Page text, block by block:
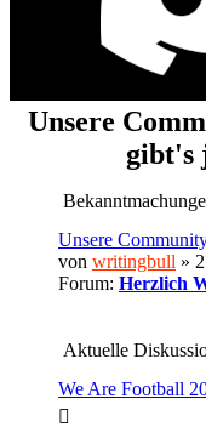
Unsere
gibt's
Unsere
von writingbull »
Forum: Herzlich
Aktuelle
We Are Football